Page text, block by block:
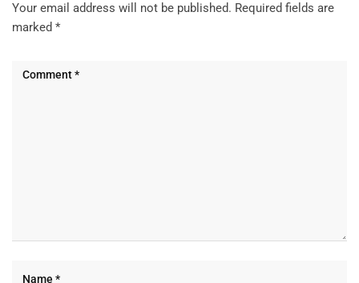
Your email address will not be published. Required fields are
marked *